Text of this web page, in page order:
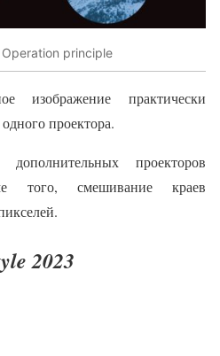
principle
изображение практически
проектора.
дополнительных проекторов
того, смешивание краев
2023